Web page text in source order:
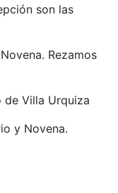
son las
Rezamos
de Villa Urquiza
y Novena.